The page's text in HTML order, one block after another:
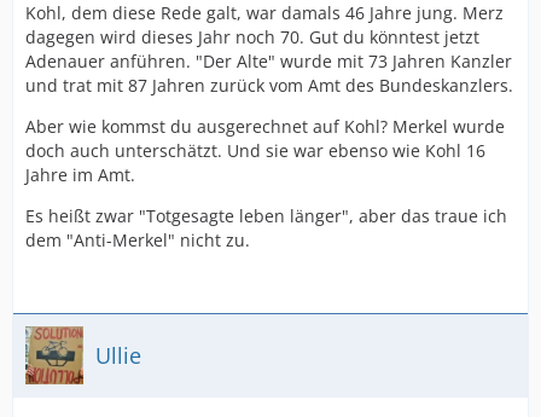
Kohl, dem diese Rede galt, war damals 46 Jahre jung. Merz
dagegen wird dieses Jahr noch 70. Gut du könntest jetzt
Adenauer anführen. "Der Alte" wurde mit 73 Jahren Kanzler
und trat mit 87 Jahren zurück vom Amt des Bundeskanzlers.
Aber wie kommst du ausgerechnet auf Kohl? Merkel wurde
doch auch unterschätzt. Und sie war ebenso wie Kohl 16
Jahre im Amt.
Es heißt zwar "Totgesagte leben länger", aber das traue ich
dem "Anti-Merkel" nicht zu.
Ullie